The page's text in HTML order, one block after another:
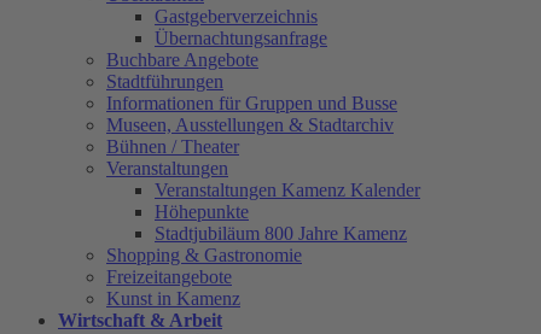
Gastgeberverzeichnis
Übernachtungsanfrage
Buchbare Angebote
Stadtführungen
Informationen für Gruppen und Busse
Museen, Ausstellungen & Stadtarchiv
Bühnen / Theater
Veranstaltungen
Veranstaltungen Kamenz Kalender
Höhepunkte
Stadtjubiläum 800 Jahre Kamenz
Shopping & Gastronomie
Freizeitangebote
Kunst in Kamenz
Wirtschaft & Arbeit